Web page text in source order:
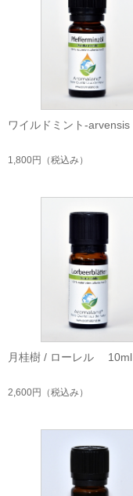
ワイルドミント-arvensis
1,800円 （税込み）
月桂樹 / ローレル 10ml
2,600円 （税込み）